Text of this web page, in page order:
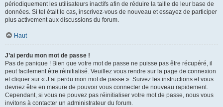
périodiquement les utilisateurs inactifs afin de réduire la taille de leur base de
données. Si tel était le cas, inscrivez-vous de nouveau et essayez de participer
plus activement aux discussions du forum.
Haut
J’ai perdu mon mot de passe !
Pas de panique ! Bien que votre mot de passe ne puisse pas être récupéré, il
peut facilement être réinitialisé. Veuillez vous rendre sur la page de connexion
et cliquer sur « J’ai perdu mon mot de passe ». Suivez les instructions et vous
devriez être en mesure de pouvoir vous connecter de nouveau rapidement.
Cependant, si vous ne pouvez pas réinitialiser votre mot de passe, nous vous
invitons à contacter un administrateur du forum.